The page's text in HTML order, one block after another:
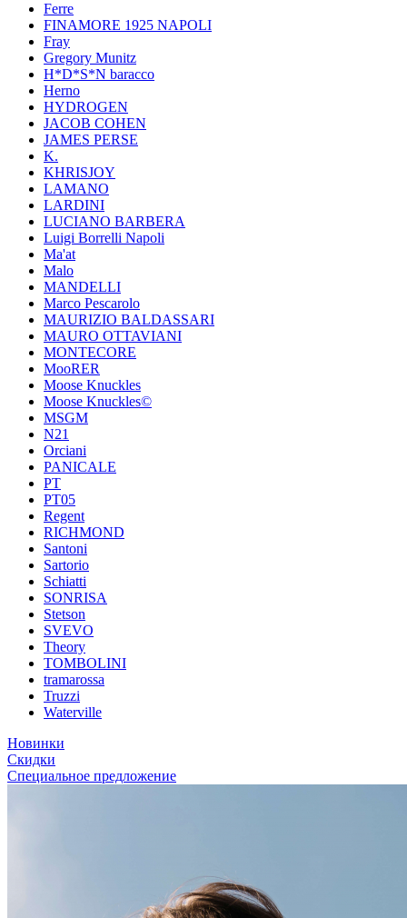
Ferre
FINAMORE 1925 NAPOLI
Fray
Gregory Munitz
H*D*S*N baracco
Herno
HYDROGEN
JACOB COHEN
JAMES PERSE
K.
KHRISJOY
LAMANO
LARDINI
LUCIANO BARBERA
Luigi Borrelli Napoli
Ma'at
Malo
MANDELLI
Marco Pescarolo
MAURIZIO BALDASSARI
MAURO OTTAVIANI
MONTECORE
MooRER
Moose Knuckles
Moose Knuckles©️
MSGM
N21
Orciani
PANICALE
PT
PT05
Regent
RICHMOND
Santoni
Sartorio
Schiatti
SONRISA
Stetson
SVEVO
Theory
TOMBOLINI
tramarossa
Truzzi
Waterville
Новинки
Скидки
Специальное предложение